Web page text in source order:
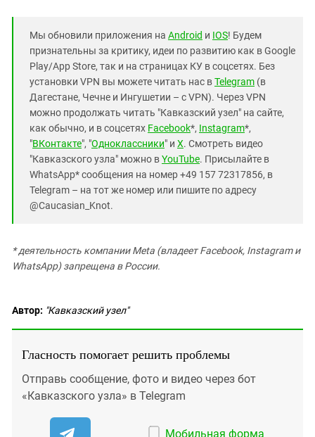
Мы обновили приложения на Android и IOS! Будем
признательны за критику, идеи по развитию как в Google
Play/App Store, так и на страницах КУ в соцсетях. Без
установки VPN вы можете читать нас вTelegram (в
Дагестане, Чечне и Ингушетии – с VPN). Через VPN
можно продолжать читать "Кавказский узел" на сайте,
как обычно, и в соцсетях Facebook*, Instagram*,
"ВКонтакте", "Одноклассники" и X. Смотреть видео
"Кавказского узла" можно вYouTube. Присылайте в
WhatsApp* сообщения на номер +49 157 72317856, в
Telegram – на тот же номер или пишите по адресу
@Caucasian_Knot.
* деятельность компании Meta (владеет Facebook, Instagram и
WhatsApp) запрещена в России.
Автор: "Кавказский узел"
Гласность помогает решить проблемы
Отправь сообщение, фото и видео через бот
«Кавказского узла» в Telegram
Мобильная форма